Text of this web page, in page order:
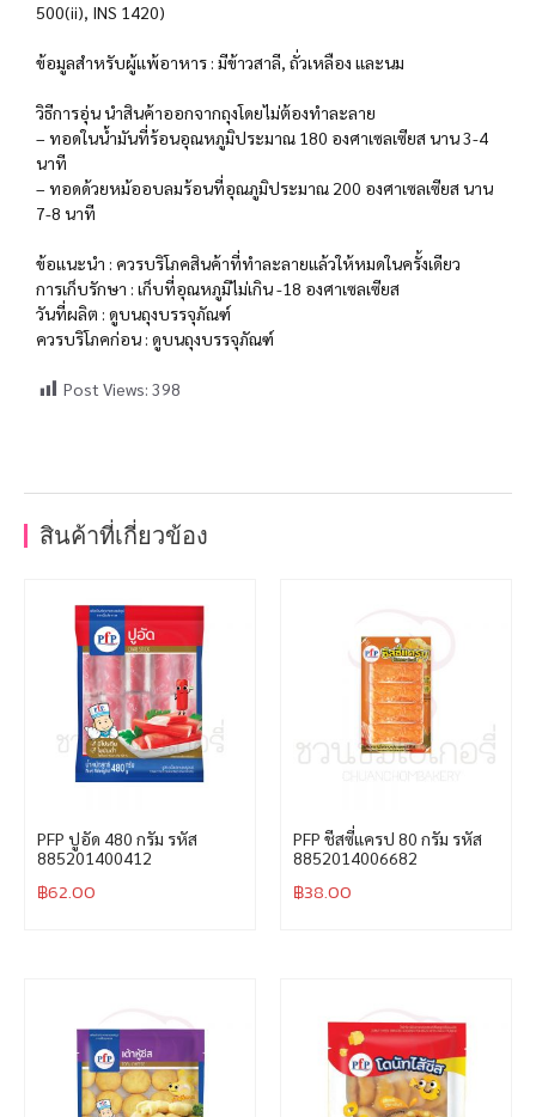
500(ii), INS 1420)
ข้อมูลสำหรับผู้แพ้อาหาร : มีข้าวสาลี, ถั่วเหลือง และนม
วิธีการอุ่น นำสินค้าออกจากถุงโดยไม่ต้องทำละลาย
– ทอดในน้ำมันที่ร้อนอุณหภูมิประมาณ 180 องศาเซลเซียส นาน 3-4
นาที
– ทอดด้วยหม้ออบลมร้อนที่อุณภูมิประมาณ 200 องศาเซลเซียส นาน
7-8 นาที
ข้อแนะนำ : ควรบริโภคสินค้าที่ทำละลายแล้วให้หมดในครั้งเดียว
การเก็บรักษา : เก็บที่อุณหภูมิไม่เกิน -18 องศาเซลเซียส
วันที่ผลิต : ดูบนถุงบรรจุภัณฑ์
ควรบริโภคก่อน : ดูบนถุงบรรจุภัณฑ์
Post Views: 398
สินค้าที่เกี่ยวข้อง
PFP ปูอัด 480 กรัม รหัส
885201400412
฿62.00
PFP ชีสซี่แครป 80 กรัม รหัส
8852014006682
฿38.00